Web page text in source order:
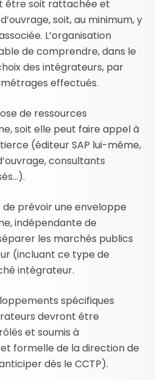
être soit rattachée et
soit, au minimum, y
L’organisation
de comprendre, dans le
des intégrateurs, par
effectués.
de ressources
soit elle peut faire appel à
(éditeur SAP lui-même,
consultants
prévoir une enveloppe
indépendante de
les marchés publics
(incluant ce type de
intégrateur.
spécifiques
devront être
et soumis à
formelle de la direction de
dès le CCTP).